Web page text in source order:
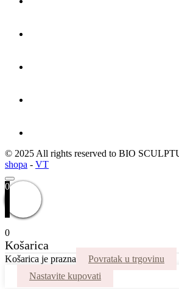
© 2025 All rights reserved to BIO
shopa - VT
0
0
Košarica
Košarica je prazna
Povratak u trgovinu
Nastavite kupovati